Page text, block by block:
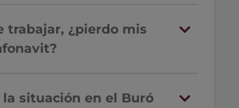
trabajar, ¿pierdo mis
situación en el Buró